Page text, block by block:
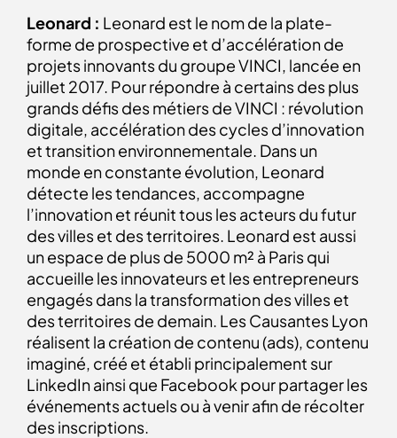
Leonard : Leonard est le nom de la plate-
forme de prospective et d’accélération de
projets innovants du groupe VINCI, lancée en
juillet 2017. Pour répondre à certains des plus
grands défis des métiers de VINCI : révolution
digitale, accélération des cycles d’innovation
et transition environnementale. Dans un
monde en constante évolution, Leonard
détecte les tendances, accompagne
l’innovation et réunit tous les acteurs du futur
des villes et des territoires. Leonard est aussi
un espace de plus de 5000 m² à Paris qui
accueille les innovateurs et les entrepreneurs
engagés dans la transformation des villes et
des territoires de demain. Les Causantes Lyon
réalisent la création de contenu (ads), contenu
imaginé, créé et établi principalement sur
LinkedIn ainsi que Facebook pour partager les
événements actuels ou à venir afin de récolter
des inscriptions.